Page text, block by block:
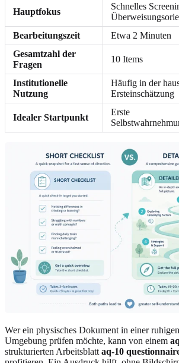
Hauptfokus
Schnelles
Bearbeitungszeit
Etwa 2 Minuten
Gesamtzahl der
Fragen
10 Items
Institutionelle
Nutzung
Häufig in der
Ersteinschätzung
Idealer Startpunkt
Erste
Wer ein physisches Dokument in einer
Umgebung prüfen möchte, kann von einem
strukturierten Arbeitsblatt aq-10